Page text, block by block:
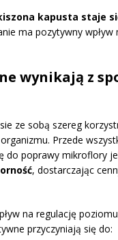
kapusta staje
ma pozytywny
wynikają z
ze sobą szereg
Przede
do poprawy mikroflory
, dostarczając
na regulację
przyczyniają się do: